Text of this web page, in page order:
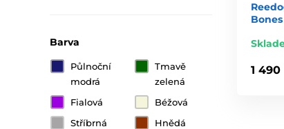
Barva
Půlnoční
modrá
Tmavě
zelená
Fialová
Béžová
Stříbrná
Hnědá
1 490